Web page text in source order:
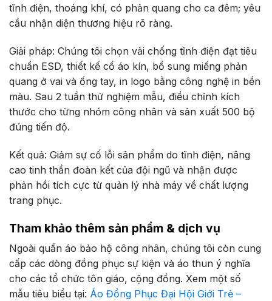
tĩnh điện, thoáng khí, có phản quang cho ca đêm; yêu
cầu nhận diện thương hiệu rõ ràng.
Giải pháp: Chúng tôi chọn vải chống tĩnh điện đạt tiêu
chuẩn ESD, thiết kế cổ áo kín, bổ sung miếng phản
quang ở vai và ống tay, in logo bằng công nghệ in bền
màu. Sau 2 tuần thử nghiệm mẫu, điều chỉnh kích
thước cho từng nhóm công nhân và sản xuất 500 bộ
đúng tiến độ.
Kết quả: Giảm sự cố lỗi sản phẩm do tĩnh điện, nâng
cao tinh thần đoàn kết của đội ngũ và nhận được
phản hồi tích cực từ quản lý nhà máy về chất lượng
trang phục.
Tham khảo thêm sản phẩm & dịch vụ
Ngoài quần áo bảo hộ công nhân, chúng tôi còn cung
cấp các dòng đồng phục sự kiện và áo thun ý nghĩa
cho các tổ chức tôn giáo, cộng đồng. Xem một số
mẫu tiêu biểu tại: Áo Đồng Phục Đại Hội Giới Trẻ –